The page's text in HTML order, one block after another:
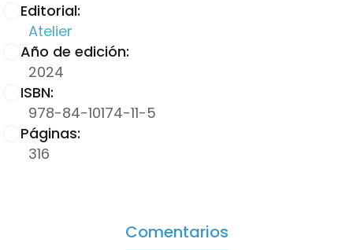
Editorial:
Atelier
Año de edición:
2024
ISBN:
978-84-10174-11-5
Páginas:
316
Comentarios